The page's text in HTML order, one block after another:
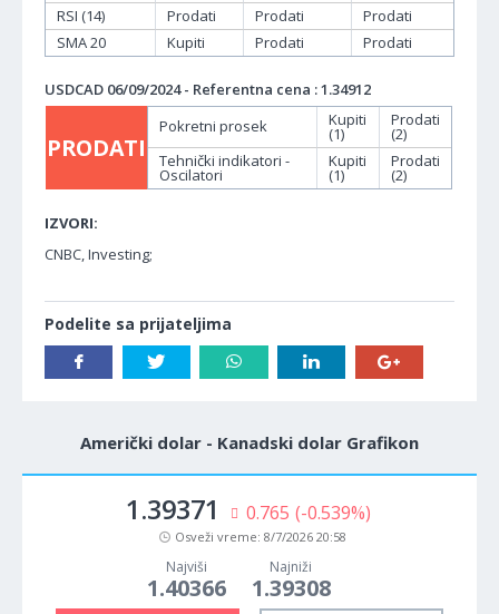
RSI (14)
Prodati Prodati
Prodati
SMA 20
Kupiti Prodati Prodati
USDCAD 06/09/2024 - Referentna cena : 1.34912
PRODATI
Pokretni prosek Kupiti
(1)
Prodati
(2)
Tehnički indikatori -
Oscilatori
Kupiti
(1)
Prodati
(2)
IZVORI:
CNBC, Investing;
Podelite sa prijateljima
Američki dolar - Kanadski dolar Grafikon
1.39371 0.765 (-0.539%)
Osveži vreme: 8/7/2026 20:58
Najviši
1.40366
Najniži
1.39308